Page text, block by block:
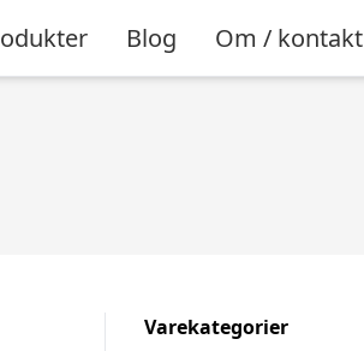
Blog Om / kontakt
Varekategorier